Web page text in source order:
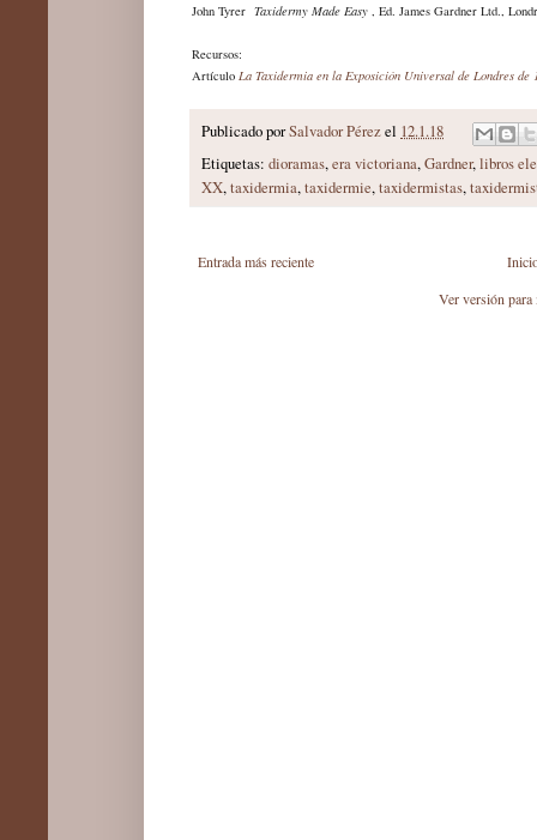
John Tyrer Taxidermy Made Easy , Ed. James Gardner Ltd.,
Recursos:
Artículo La Taxidermia en la Exposición Universal de Londres de
Publicado porSalvador Pérezel 12.1.18
Etiquetas: dioramas,era victoriana,Gardner,libros
XX,taxidermia,taxidermie,taxidermistas,
Entrada más reciente
Ver versión para